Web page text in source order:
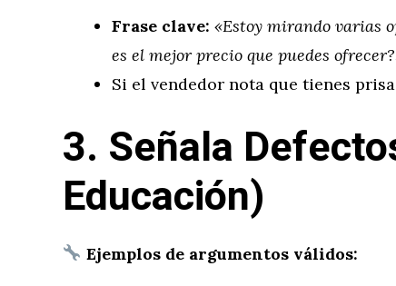
Frase clave: «Estoy mirando varias
es el mejor precio que puedes
Si el vendedor nota que tienes
3. Señala
Educación)
Ejemplos de argumentos válidos: